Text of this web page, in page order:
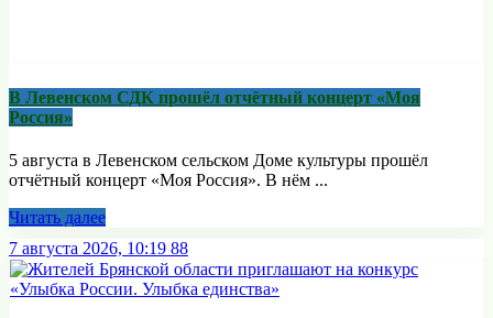
В Левенском СДК прошёл отчётный концерт «Моя
Россия»
5 августа в Левенском сельском Доме культуры прошёл
отчётный концерт «Моя Россия». В нём ...
Читать далее
7 августа 2026, 10:19 88